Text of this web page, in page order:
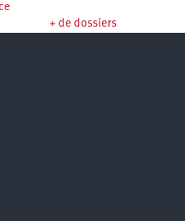
+ de dossiers